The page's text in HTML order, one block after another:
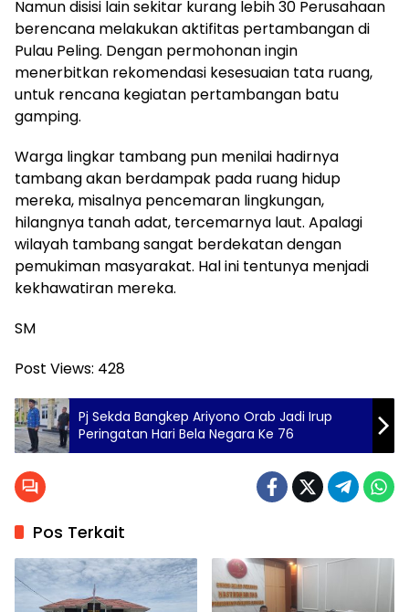
Namun disisi lain sekitar kurang lebih 30 Perusahaan
berencana melakukan aktifitas pertambangan di
Pulau Peling. Dengan permohonan ingin
menerbitkan rekomendasi kesesuaian tata ruang,
untuk rencana kegiatan pertambangan batu
gamping.
Warga lingkar tambang pun menilai hadirnya
tambang akan berdampak pada ruang hidup
mereka, misalnya pencemaran lingkungan,
hilangnya tanah adat, tercemarnya laut. Apalagi
wilayah tambang sangat berdekatan dengan
pemukiman masyarakat. Hal ini tentunya menjadi
kekhawatiran mereka.
SM
Post Views: 428
Pj Sekda Bangkep Ariyono Orab Jadi Irup
Peringatan Hari Bela Negara Ke 76
Pos Terkait